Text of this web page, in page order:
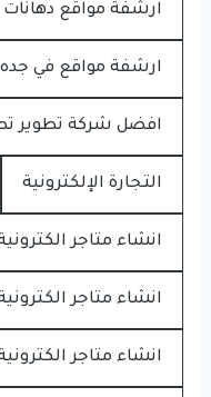
ارشفة مواقع دهانات
ارشفة مواقع في جده
افضل شركة تطوير
التجارة الإلكترونية
انشاء متاجر
انشاء متاجر
انشاء متاجر